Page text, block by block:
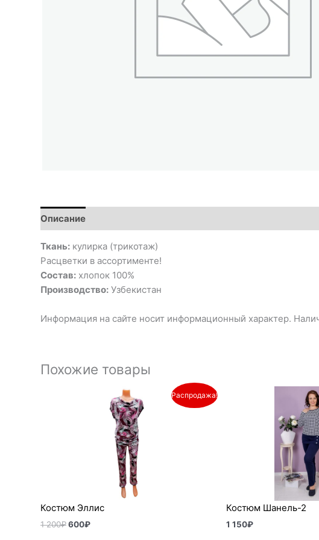
Описание
Ткань: кулирка (трикотаж)
Расцветки в ассортименте!
Состав: хлопок 100%
Производство: Узбекистан
Информация на сайте носит информационный характер.
Похожие товары
Распродажа!
Костюм Эллис
1 200₽
Первоначальная
составляла
600₽
Текущая
цена:
600₽.
Костюм Шанель-2
1 150₽